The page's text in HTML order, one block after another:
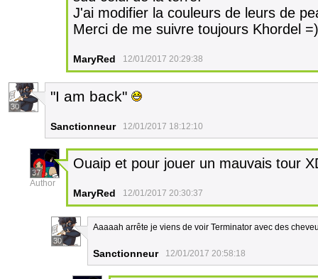
J'ai modifier la couleurs de leurs de
Merci de me suivre toujours Khordel =)
MaryRed 12/01/2017 20:29:38
30
"I am back"
Sanctionneur 12/01/2017 18:12:10
37
Author
Ouaip et pour jouer un mauvais tour
MaryRed 12/01/2017 20:30:37
30
Aaaaah arrête je viens de voir Terminator avec des
Sanctionneur 12/01/2017 20:58:18